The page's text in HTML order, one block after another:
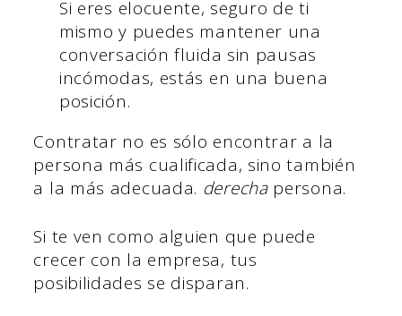
Si eres elocuente, seguro de ti
mismo y puedes mantener una
conversación fluida sin pausas
incómodas, estás en una buena
posición.
Contratar no es sólo encontrar a la
persona más cualificada, sino también
a la más adecuada. derechapersona.
Si te ven como alguien que puede
crecer con la empresa, tus
posibilidades se disparan.